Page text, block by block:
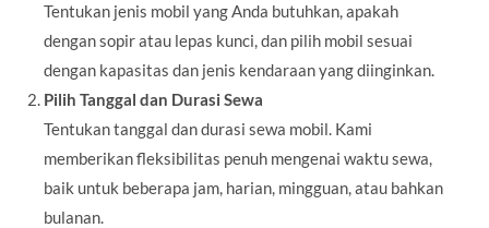
Tentukan jenis mobil yang Anda butuhkan, apakah
dengan sopir atau lepas kunci, dan pilih mobil sesuai
dengan kapasitas dan jenis kendaraan yang diinginkan.
Pilih Tanggal dan Durasi Sewa
Tentukan tanggal dan durasi sewa mobil. Kami
memberikan fleksibilitas penuh mengenai waktu sewa,
baik untuk beberapa jam, harian, mingguan, atau bahkan
bulanan.